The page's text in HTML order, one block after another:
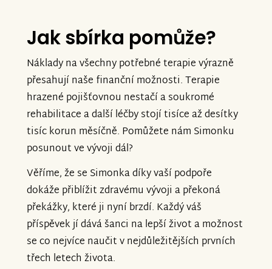
Jak sbírka pomůže?
Náklady na všechny potřebné terapie výrazně
přesahují naše finanční možnosti. Terapie
hrazené pojišťovnou nestačí a soukromé
rehabilitace a další léčby stojí tisíce až desítky
tisíc korun měsíčně. Pomůžete nám Simonku
posunout ve vývoji dál?
Věříme, že se Simonka díky vaší podpoře
dokáže přiblížit zdravému vývoji a překoná
překážky, které ji nyní brzdí. Každý váš
příspěvek jí dává šanci na lepší život a možnost
se co nejvíce naučit v nejdůležitějších prvních
třech letech života.